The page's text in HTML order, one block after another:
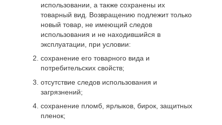
использовании, а также сохранены их
товарный вид. Возвращению подлежит только
новый товар, не имеющий следов
использования и не находившийся в
эксплуатации, при условии:
сохранение его товарного вида и
потребительских свойств;
отсутствие следов использования и
загрязнений;
сохранение пломб, ярлыков, бирок, защитных
пленок;